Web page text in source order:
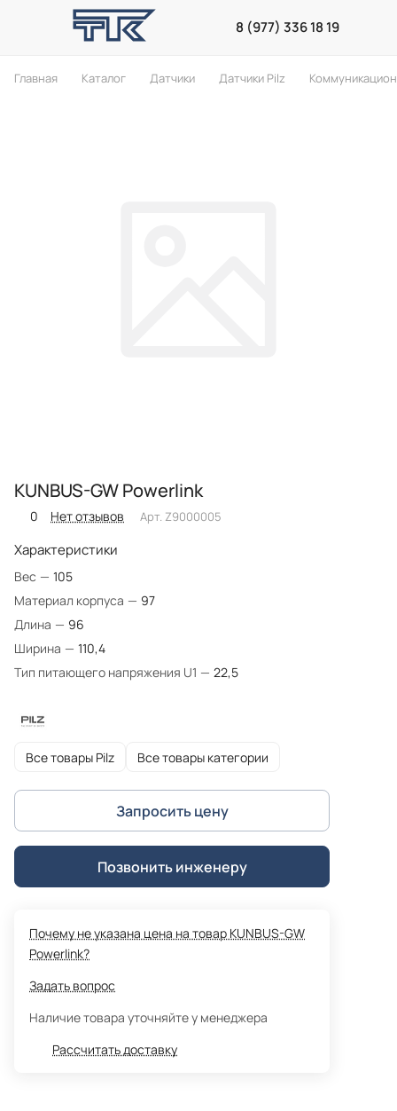
8 (977) 336 18 19
Главная Каталог Датчики Датчики Pilz
KUNBUS-GW Powerlink
0 Нет отзывов Арт. Z9000005
Характеристики
Вес — 105
Материал корпуса — 97
Длина — 96
Ширина — 110,4
Тип питающего напряжения U1 — 22,5
Все товары Pilz Все товары категории
Запросить цену
Позвонить инженеру
Почему не указана цена на товар KUNBUS-GW
Powerlink?
Задать вопрос
Наличие товара уточняйте у менеджера
Рассчитать доставку